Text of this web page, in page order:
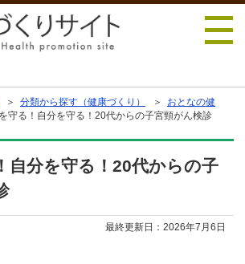
＞ 分類から探す（健康づくり） ＞ おとなの健
守る！自分を守る！20代からの子宮頸がん検診
自分を守る！20代からの子
最終更新日：2026年7月6日